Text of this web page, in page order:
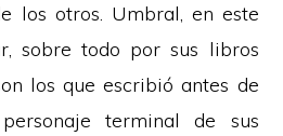
los otros. Umbral, en este
sobre todo por sus libros
los que escribió antes de
terminal de sus